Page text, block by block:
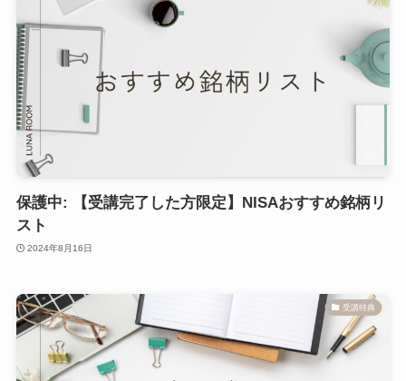
保護中: 【受講完了した方限定】NISAおすすめ銘柄リ
スト
2024年8月16日
受講特典